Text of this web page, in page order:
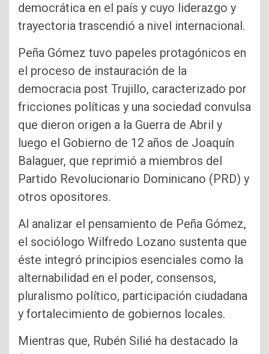
democrática en el país y cuyo liderazgo y
trayectoria trascendió a nivel internacional.
Peña Gómez tuvo papeles protagónicos en
el proceso de instauración de la
democracia post Trujillo, caracterizado por
fricciones políticas y una sociedad convulsa
que dieron origen a la Guerra de Abril y
luego el Gobierno de 12 años de Joaquín
Balaguer, que reprimió a miembros del
Partido Revolucionario Dominicano (PRD) y
otros opositores.
Al analizar el pensamiento de Peña Gómez,
el sociólogo Wilfredo Lozano sustenta que
éste integró principios esenciales como la
alternabilidad en el poder, consensos,
pluralismo político, participación ciudadana
y fortalecimiento de gobiernos locales.
Mientras que, Rubén Silié ha destacado la